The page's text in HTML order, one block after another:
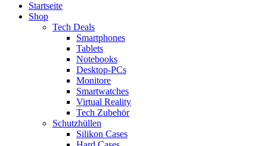
Startseite
Shop
Tech Deals
Smartphones
Tablets
Notebooks
Desktop-PCs
Monitore
Smartwatches
Virtual Reality
Tech Zubehör
Schutzhüllen
Silikon Cases